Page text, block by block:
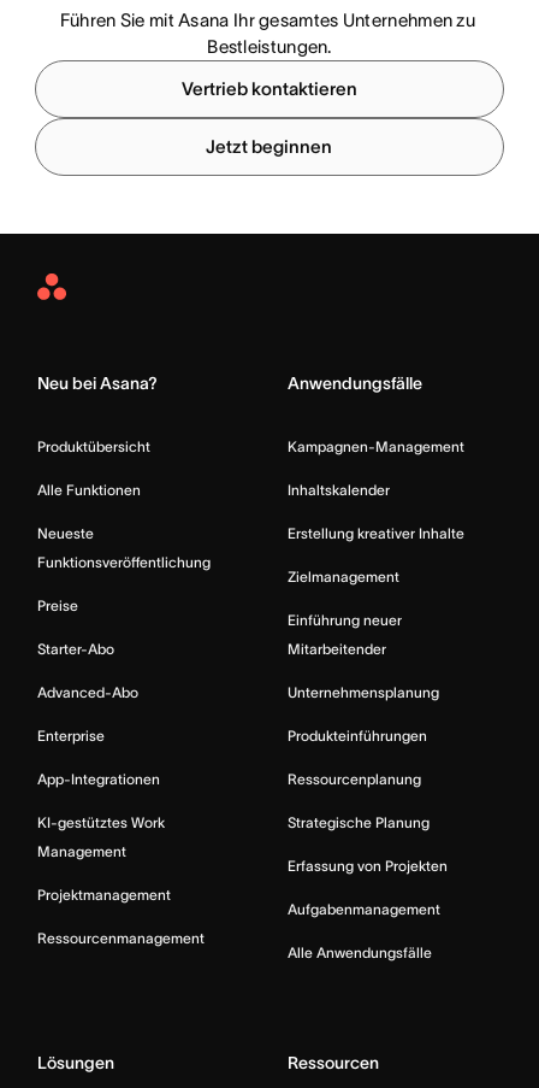
Führen Sie mit Asana Ihr gesamtes Unternehmen zu
Bestleistungen.
Vertrieb kontaktieren
Jetzt beginnen
Asana
Neu bei Asana?
Produktübersicht
Alle Funktionen
Neueste
Funktionsveröffentlichung
Preise
Starter-Abo
Advanced-Abo
Enterprise
App-Integrationen
KI-gestütztes Work
Management
Projektmanagement
Ressourcenmanagement
Anwendungsfälle
Kampagnen-Management
Inhaltskalender
Erstellung kreativer Inhalte
Zielmanagement
Einführung neuer
Mitarbeitender
Unternehmensplanung
Produkteinführungen
Ressourcenplanung
Strategische Planung
Erfassung von Projekten
Aufgabenmanagement
Alle Anwendungsfälle
Lösungen Ressourcen